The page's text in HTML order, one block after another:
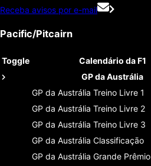
Receba avisos por e-mail
Pacific/Pitcairn
Toggle Calendário da F1
GP da Austrália
GP da Austrália Treino Livre 1
GP da Austrália Treino Livre 2
GP da Austrália Treino Livre 3
GP da Austrália Classificaçāo
GP da Austrália Grande Prêmio